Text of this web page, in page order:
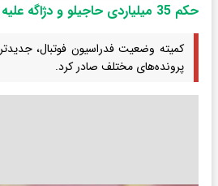
حکم 35 میلیاردی حاجیلو و دژاگه علیه استقلال و فولاد
کمیته وضعیت فدراسیون فوتبال،
پرونده‌های مختلف صادر کرد.